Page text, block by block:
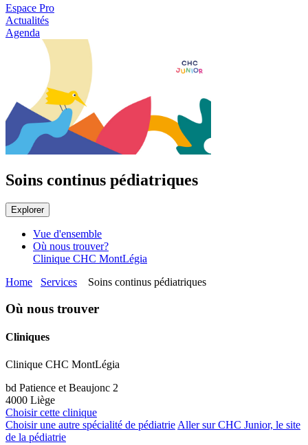
Espace Pro
Actualités
Agenda
Soins continus pédiatriques
Explorer
Vue d'ensemble
Où nous trouver?
Clinique CHC MontLégia
Home
Services Soins continus pédiatriques
Où nous trouver
Cliniques
Clinique CHC MontLégia
bd Patience et Beaujonc 2
4000 Liège
Choisir cette clinique
Choisir une autre spécialité de pédiatrie Aller sur CHC Junior, le site
de la pédiatrie